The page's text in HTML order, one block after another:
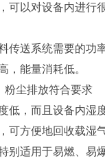
以对设备内进行
送系统需要的功
，能量消耗低。
粉尘排放符合要求
，而且设备内湿
方便地回收载湿
别适用于易燃、易